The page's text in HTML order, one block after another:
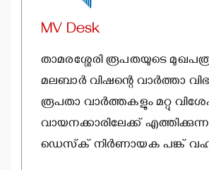
MV Desk
താമരശ്ശേരി രൂപതയുടെ
മലബാര്‍ വിഷന്റെ വാര്‍ത്താ
രൂപതാ വാര്‍ത്തകളും മറ്റു
വായനക്കാരിലേക്ക്
ഡെസ്‌ക് നിര്‍ണായക പങ്ക്